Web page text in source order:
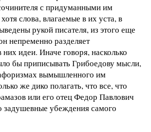
с придуманными им
слова, влагаемые в их уста, в
рукой писателя, из этого еще
непременно разделяет
идеи. Иначе говоря, насколько
бы приписывать Грибоедову мысли,
вымышленного им
же дико полагать, что все, что
или его отец Федор Павлович
задушевные убеждения самого